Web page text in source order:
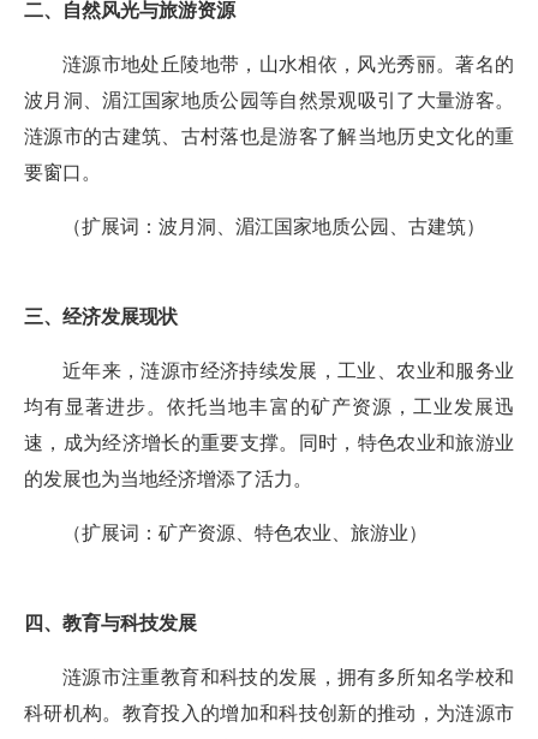
二、自然风光与旅游资源
涟源市地处丘陵地带，山水相依，风光秀丽。著名的
波月洞、湄江国家地质公园等自然景观吸引了大量游客。
涟源市的古建筑、古村落也是游客了解当地历史文化的重
要窗口。
（扩展词：波月洞、湄江国家地质公园、古建筑）
三、经济发展现状
近年来，涟源市经济持续发展，工业、农业和服务业
均有显著进步。依托当地丰富的矿产资源，工业发展迅
速，成为经济增长的重要支撑。同时，特色农业和旅游业
的发展也为当地经济增添了活力。
（扩展词：矿产资源、特色农业、旅游业）
四、教育与科技发展
涟源市注重教育和科技的发展，拥有多所知名学校和
科研机构。教育投入的增加和科技创新的推动，为涟源市